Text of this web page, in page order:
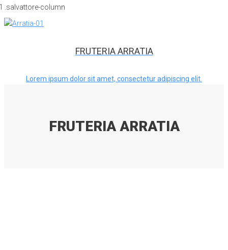
FRUTERIA ARRATIA
Lorem ipsum dolor sit amet, consectetur adipiscing elit.
FRUTERIA ARRATIA